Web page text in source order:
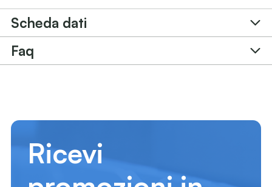
Scheda dati
Faq
Ricevi